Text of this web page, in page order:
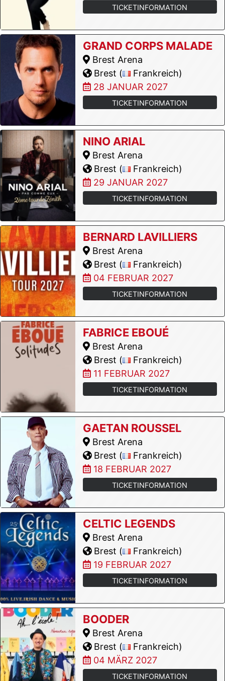
TICKETINFORMATION
GRAND CORPS MALADE
Brest Arena
Brest (
Frankreich)
28 JANUAR 2027
TICKETINFORMATION
NINO ARIAL
Brest Arena
Brest (
Frankreich)
29 JANUAR 2027
TICKETINFORMATION
BERNARD LAVILLIERS
Brest Arena
Brest (
Frankreich)
04 FEBRUAR 2027
TICKETINFORMATION
FABRICE EBOUÉ
Brest Arena
Brest (
Frankreich)
11 FEBRUAR 2027
TICKETINFORMATION
GAETAN ROUSSEL
Brest Arena
Brest (
Frankreich)
18 FEBRUAR 2027
TICKETINFORMATION
CELTIC LEGENDS
Brest Arena
Brest (
Frankreich)
19 FEBRUAR 2027
TICKETINFORMATION
BOODER
Brest Arena
Brest (
Frankreich)
04 MÄRZ 2027
TICKETINFORMATION